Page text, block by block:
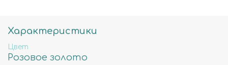
Состав: Латунь высокого качества
Не содержит свинца, никеля и кадмия.
Характеристики
Цвет
Розовое золото